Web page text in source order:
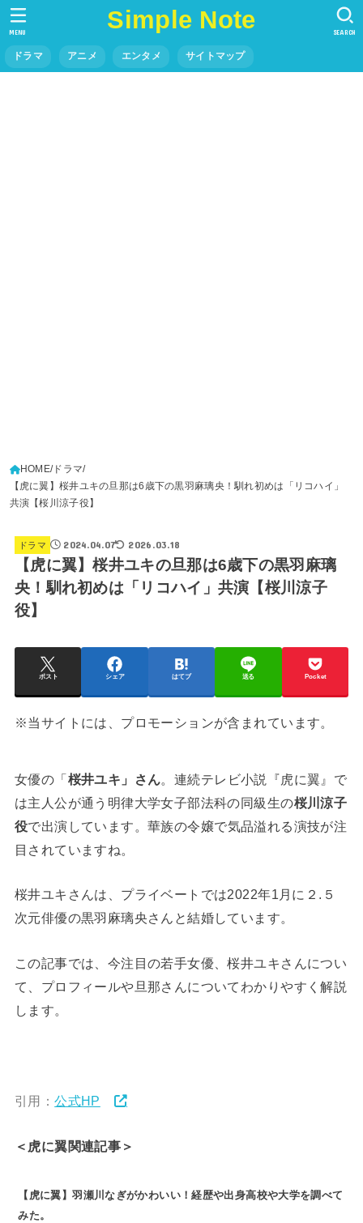
Simple Note
ドラマ アニメ エンタメ サイトマップ
SEARCH
MENU
HOME ドラマ
【虎に翼】桜井ユキの旦那は6歳下の黒羽麻璃央！馴れ初めは「リコハイ」
共演【桜川涼子役】
ドラマ 2024.04.07 2026.03.18
【虎に翼】桜井ユキの旦那は6歳下の黒羽麻璃
央！馴れ初めは「リコハイ」共演【桜川涼子
役】
ポスト シェア はてブ 送る Pocket
※当サイトには、プロモーションが含まれています。
女優の「桜井ユキ」さん。連続テレビ小説『虎に翼』で
は主人公が通う明律大学女子部法科の同級生の桜川涼子
役で出演しています。華族の令嬢で気品溢れる演技が注
目されていますね。
桜井ユキさんは、プライベートでは2022年1月に２.５
次元俳優の黒羽麻璃央さんと結婚しています。
この記事では、今注目の若手女優、桜井ユキさんについ
て、プロフィールや旦那さんについてわかりやすく解説
します。
引用：公式HP
＜虎に翼関連記事＞
【虎に翼】羽瀬川なぎがかわいい！経歴や出身高校や大学を調べて
みた。